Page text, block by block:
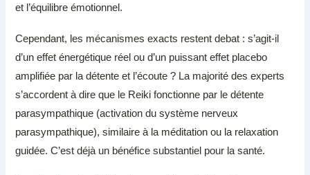
et l’équilibre émotionnel.
Cependant, les mécanismes exacts restent debat : s’agit-il
d’un effet énergétique réel ou d’un puissant effet placebo
amplifiée par la détente et l’écoute ? La majorité des experts
s’accordent à dire que le Reiki fonctionne par le détente
parasympathique (activation du système nerveux
parasympathique), similaire à la méditation ou la relaxation
guidée. C’est déjà un bénéfice substantiel pour la santé.